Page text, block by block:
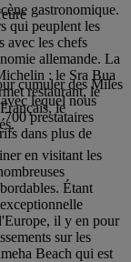
gastronomique.
qui peuplent les
avec les chefs
allemande. La
: le Sra Bua
restaurant, le
le
en visitant les
Étant
il y en pour
sur les
Beach qui est
cumuler des Miles
lequel nous
prestataires
dans plus de